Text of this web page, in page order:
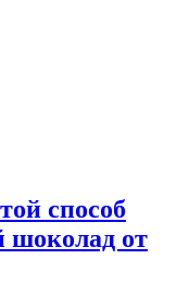
способ
шоколад от